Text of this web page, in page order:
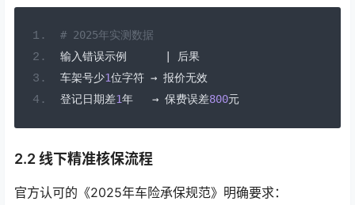
# 2025年实测数据
输入错误示例
后果
车架号少1位字符 → 报价无效
登记日期差1年 → 保费误差800元
2.2 线下精准核保流程
官方认可的《2025年车险承保规范》明确要求：